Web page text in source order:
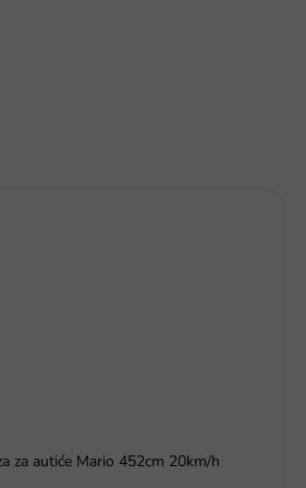
za autiće Mario 452cm 20km/h